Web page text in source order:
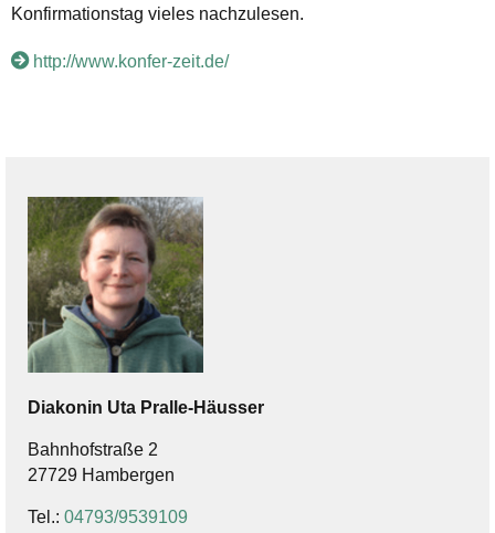
Konfirmationstag vieles nachzulesen.
http://www.konfer-zeit.de/
Diakonin Uta Pralle-Häusser
Bahnhofstraße 2
27729 Hambergen
Tel.: 04793/9539109